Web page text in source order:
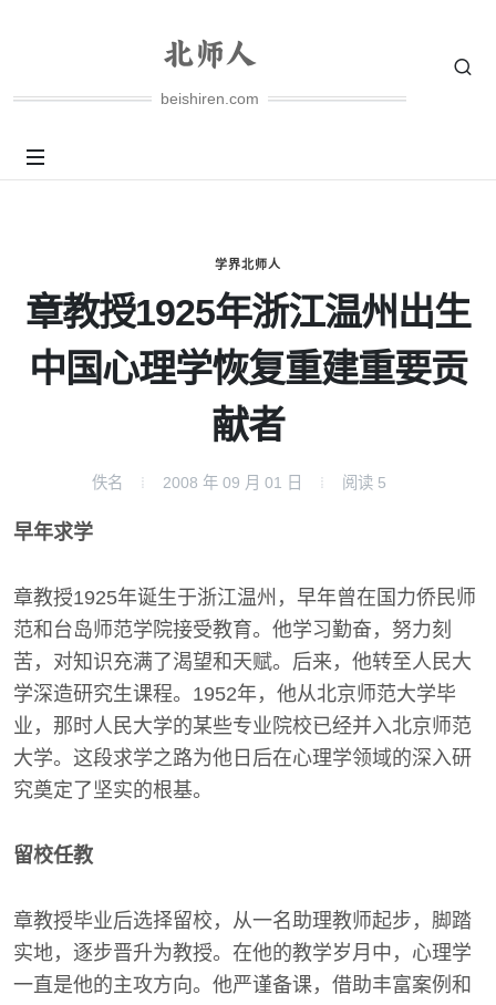
beishiren.com
学界北师人
章教授1925年浙江温州出生
中国心理学恢复重建重要贡
献者
佚名 2008 年 09 月 01 日 阅读 5
早年求学
章教授1925年诞生于浙江温州，早年曾在国力侨民师
范和台岛师范学院接受教育。他学习勤奋，努力刻
苦，对知识充满了渴望和天赋。后来，他转至人民大
学深造研究生课程。1952年，他从北京师范大学毕
业，那时人民大学的某些专业院校已经并入北京师范
大学。这段求学之路为他日后在心理学领域的深入研
究奠定了坚实的根基。
留校任教
章教授毕业后选择留校，从一名助理教师起步，脚踏
实地，逐步晋升为教授。在他的教学岁月中，心理学
一直是他的主攻方向。他严谨备课，借助丰富案例和